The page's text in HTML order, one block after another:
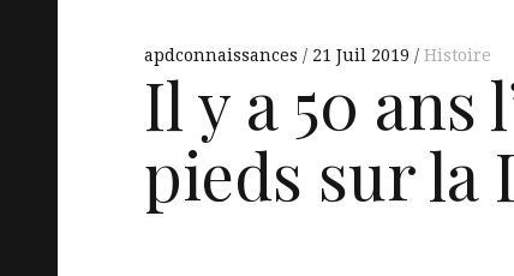
apdconnaissances 21 Juil 2019 Histoire
Il y a 50 ans
pieds sur la